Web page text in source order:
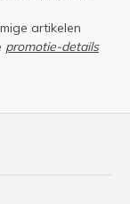
artikelen
promotie-details